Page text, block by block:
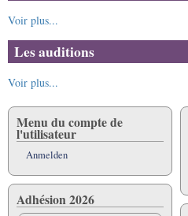
Voir plus...
Les auditions
Voir plus...
Menu du compte de
l'utilisateur
Anmelden
Adhésion 2026